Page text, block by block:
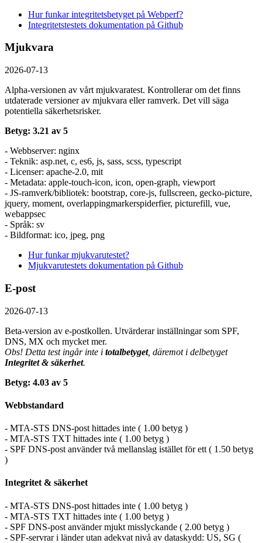
Hur funkar integritetsbetyget på Webperf?
Integritetstestets dokumentation på Github
Mjukvara
2026-07-13
Alpha-versionen av vårt mjukvaratest. Kontrollerar om det finns
utdaterade versioner av mjukvara eller ramverk. Det vill säga
potentiella säkerhetsrisker.
Betyg: 3.21 av 5
- Webbserver: nginx
- Teknik: asp.net, c, es6, js, sass, scss, typescript
- Licenser: apache-2.0, mit
- Metadata: apple-touch-icon, icon, open-graph, viewport
- JS-ramverk/bibliotek: bootstrap, core-js, fullscreen, gecko-picture,
jquery, moment, overlappingmarkerspiderfier, picturefill, vue,
webappsec
- Språk: sv
- Bildformat: ico, jpeg, png
Hur funkar mjukvarutestet?
Mjukvarutestets dokumentation på Github
E-post
2026-07-13
Beta-version av e-postkollen. Utvärderar inställningar som SPF,
DNS, MX och mycket mer.
Obs! Detta test ingår inte i totalbetyget, däremot i delbetyget
Integritet & säkerhet.
Betyg: 4.03 av 5
Webbstandard
- MTA-STS DNS-post hittades inte ( 1.00 betyg )
- MTA-STS TXT hittades inte ( 1.00 betyg )
- SPF DNS-post använder två mellanslag istället för ett ( 1.50 betyg
)
Integritet & säkerhet
- MTA-STS DNS-post hittades inte ( 1.00 betyg )
- MTA-STS TXT hittades inte ( 1.00 betyg )
- SPF DNS-post använder mjukt misslyckande ( 2.00 betyg )
- SPF-servrar i länder utan adekvat nivå av dataskydd: US, SG (